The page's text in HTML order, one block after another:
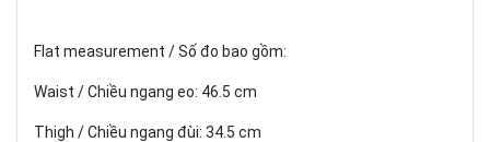
Flat measurement / Số đo bao gồm:
Waist / Chiều ngang eo: 46.5 cm
Thigh / Chiều ngang đùi: 34.5 cm